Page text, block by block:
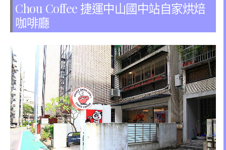
Chou Coffee 捷運中山國中站自家烘焙
咖啡廳